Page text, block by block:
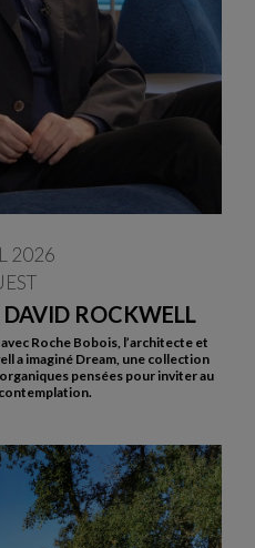
ROCKWELL
2026
Roche Bobois, l’architecte et
a imaginé Dream, une collection
pensées pour inviter au